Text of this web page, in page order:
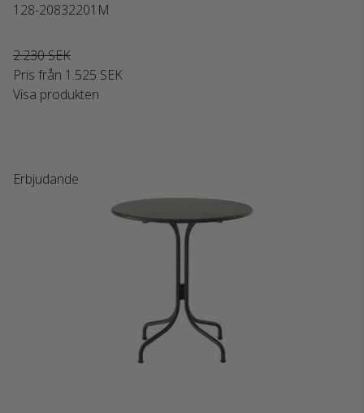
128-20832201M
2.230 SEK
Pris från 1.525 SEK
Visa produkten
Erbjudande